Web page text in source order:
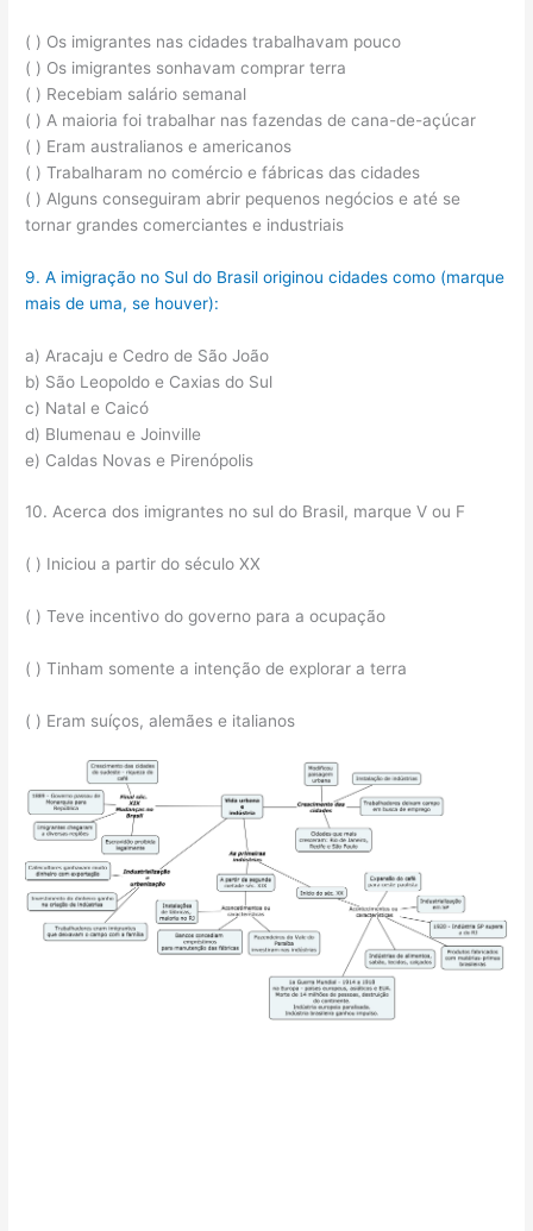
( ) Os imigrantes nas cidades trabalhavam pouco
( ) Os imigrantes sonhavam comprar terra
( ) Recebiam salário semanal
( ) A maioria foi trabalhar nas fazendas de cana-de-açúcar
( ) Eram australianos e americanos
( ) Trabalharam no comércio e fábricas das cidades
( ) Alguns conseguiram abrir pequenos negócios e até se
tornar grandes comerciantes e industriais
9. A imigração no Sul do Brasil originou cidades como (marque
mais de uma, se houver):
a) Aracaju e Cedro de São João
b) São Leopoldo e Caxias do Sul
c) Natal e Caicó
d) Blumenau e Joinville
e) Caldas Novas e Pirenópolis
10. Acerca dos imigrantes no sul do Brasil, marque V ou F
( ) Iniciou a partir do século XX
( ) Teve incentivo do governo para a ocupação
( ) Tinham somente a intenção de explorar a terra
( ) Eram suíços, alemães e italianos